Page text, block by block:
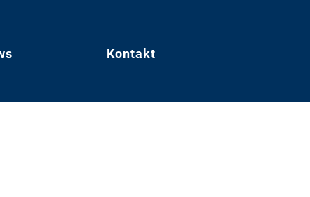
Kontakt